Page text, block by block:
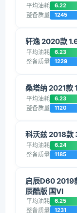
平均油耗 6.22
整备质量 1245
轩逸 2020款
平均油耗 6.23
整备质量 1229
桑塔纳 2021款
平均油耗 6.23
整备质量 1120
科沃兹 2018款
平均油耗 6.24
整备质量 1185
启辰D60 2019
辰酷版 国VI
平均油耗 6.25
整备质量 1231